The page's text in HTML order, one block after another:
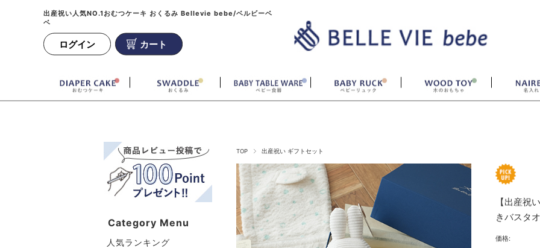
出産祝い人気NO.1おむつケーキ おくるみ Bellevie bebe/ベルビーベ
ベ
ログイン カート
TOP 出産祝い ギフトセット
【出産祝
きバスタ
価格:
Category Menu
人気ランキング